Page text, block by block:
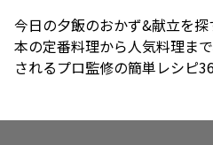
今日の夕飯のおかず&献立を
本の定番料理から人気料理ま
されるプロ監修の簡単レシピ